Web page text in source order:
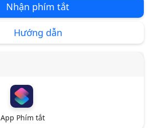
Nhận phím tắt
Hướng dẫn
App Phím tắt